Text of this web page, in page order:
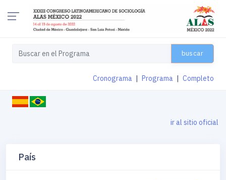
buscar
Cronograma Programa Completo
ir al sitio oficial
País